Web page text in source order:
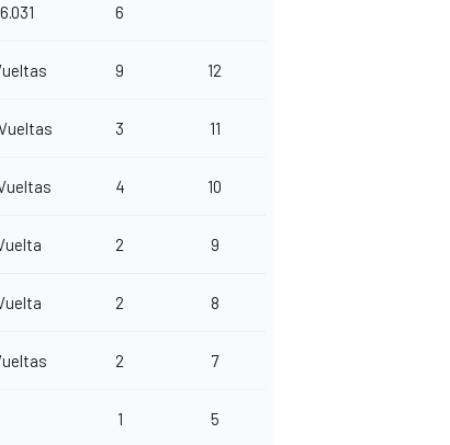
6
9 12
3 11
4 10
2 9
2 8
2 7
1 5